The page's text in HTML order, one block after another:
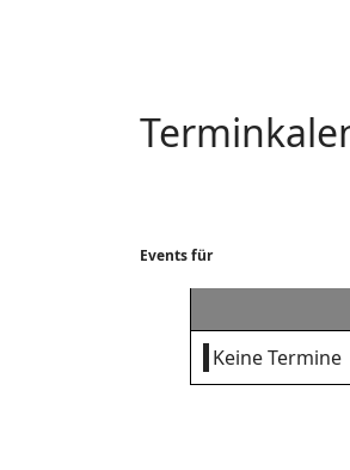
Events für
Keine Termine